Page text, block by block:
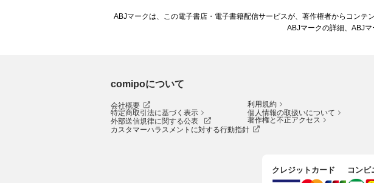
ABJマークは、この電子書店・電子書籍配信サービスが、著作権者からコン
ABJマークの詳細、ABJ
comipoについて
会社概要
利用規約
特定商取引法に基づく表示
個人情報の取扱いについて
外部送信規律に関する公表
著作権と不正アクセス
カスタマーハラスメントに対する行動指針
クレジットカード コンビ